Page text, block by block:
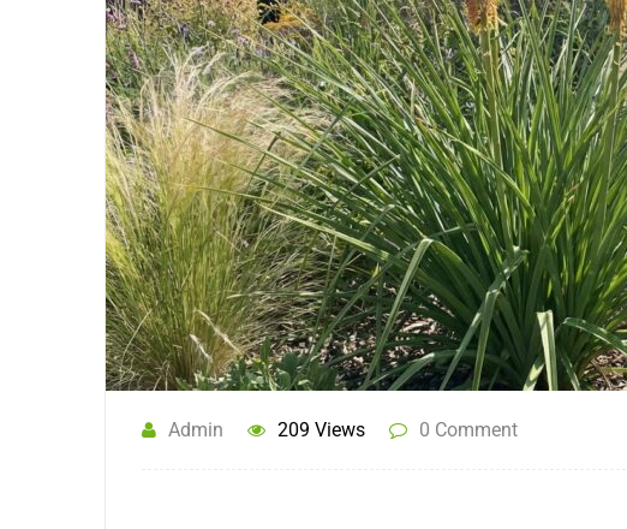
Admin 209 Views 0 Comment